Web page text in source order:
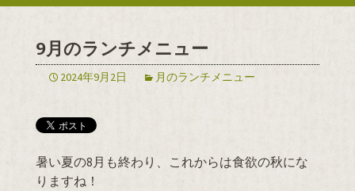
9月のランチメニュー
2024年9月2日 月のランチメニュー
暑い夏の8月も終わり、これからは食欲の秋にな
りますね！